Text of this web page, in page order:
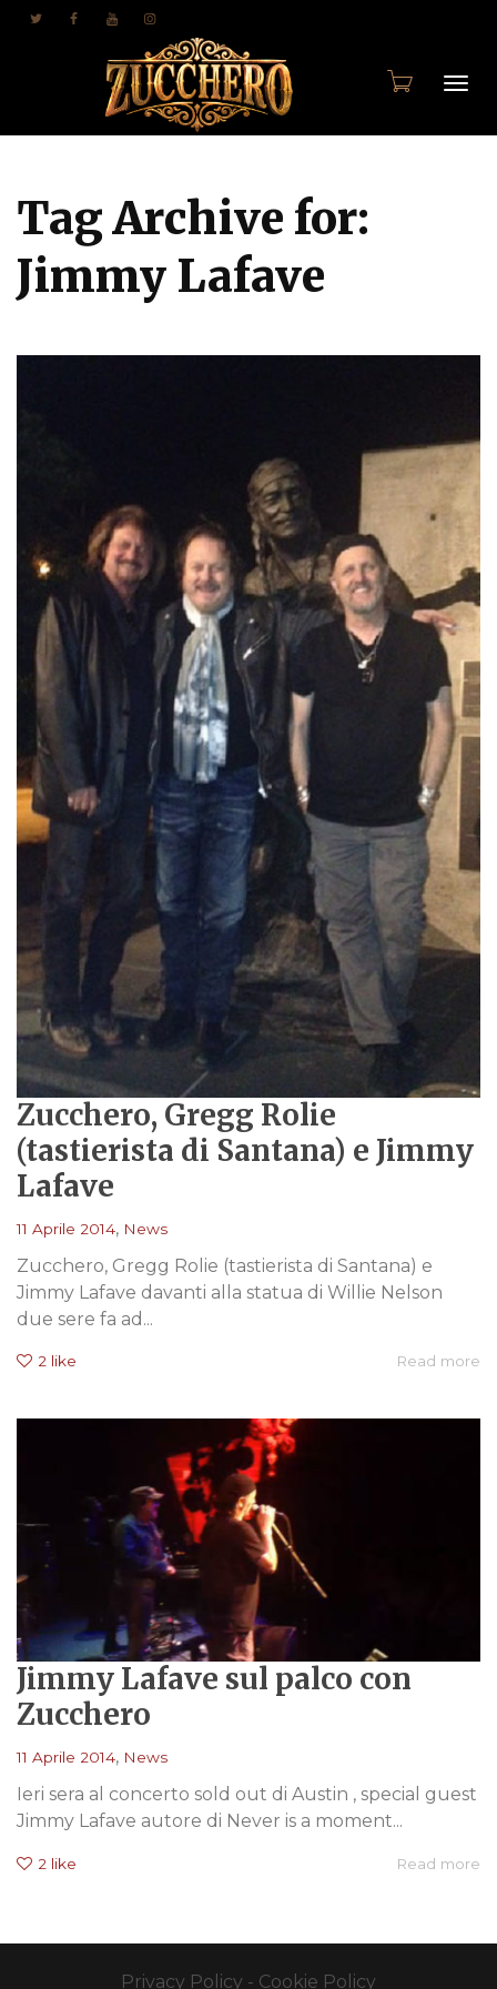
Tag Archive for:
Jimmy Lafave
Zucchero, Gregg Rolie
(tastierista di Santana) e Jimmy
Lafave
11 Aprile 2014, News
Zucchero, Gregg Rolie (tastierista di Santana) e
Jimmy Lafave davanti alla statua di Willie Nelson
due sere fa ad...
2 like Read more
Jimmy Lafave sul palco con
Zucchero
11 Aprile 2014, News
Ieri sera al concerto sold out di Austin , special guest
Jimmy Lafave autore di Never is a moment...
2 like Read more
Privacy Policy - Cookie Policy